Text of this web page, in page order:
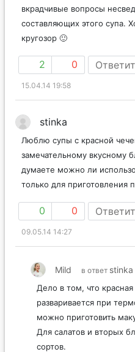
вкрадчивые вопросы
составляющих этого супа.
кругозор 🙂
2 0
15.04.14 19:58
stinka
Люблю супы с красной
замечательному вкусному
думаете можно ли
только для приготовления
0 0
09.05.14 14:27
Mild в ответ stinka
Дело в том, что
разваривается при
можно приготовить
Для салатов и вторых
сортов.